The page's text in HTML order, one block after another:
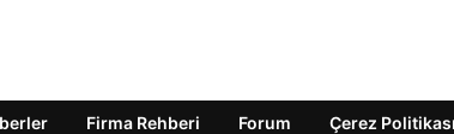
Firma Rehberi Forum Çerez Politikası